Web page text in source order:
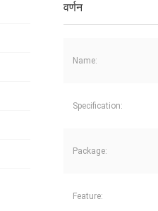
वर्णन
Name:
Specification:
Package:
Feature: